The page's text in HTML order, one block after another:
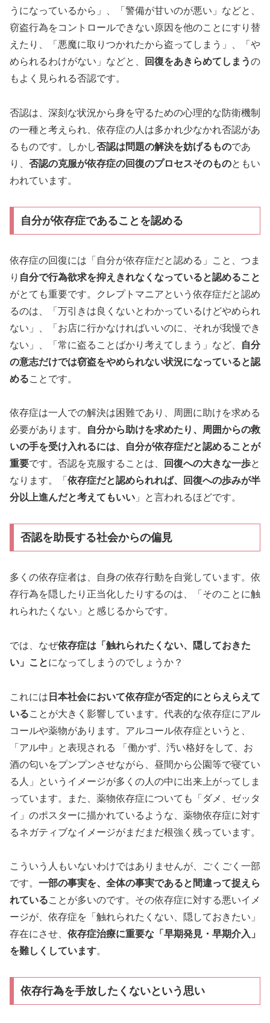
うになっているから」、「警備が甘いのが悪い」などと、
窃盗行為をコントロールできない原因を他のことにすり替
えたり、「悪魔に取りつかれたから盗ってしまう」、「や
められるわけがない」などと、
回復をあきらめてしまうの
もよく見られる否認です。
否認は、深刻な状況から身を守るための心理的な防衛機制
の一種と考えられ、依存症の人は多かれ少なかれ否認があ
るものです。しかし否認は問題の解決を妨げるものであ
り、 否認の克服が依存症の回復のプロセスそのものともい
われています。
自分が依存症であることを認める
依存症の回復には「自分が依存症だと認める」こと、つま
り 自分で行為欲求を抑えきれなくなっていると認めること
がとても重要です。クレプトマニアという依存症だと認め
るのは、「万引きは良くないとわかっているけどやめられ
ない」、「お店に行かなければいいのに、それが我慢でき
ない」、「常に盗ることばかり考えてしまう」など、
自分
の意志だけでは窃盗をやめられない状況になっていると認
めることです。
依存症は一人での解決は困難であり、周囲に助けを求める
必要があります。
自分から助けを求めたり、周囲からの救
いの手を受け入れるには、自分が依存症だと認めることが
重要です。否認を克服することは、 回復への大きな一歩と
なります。「 依存症だと認められれば、回復への歩みが半
分以上進んだと考えてもいい 」と言われるほどです。
否認を助長する社会からの偏見
多くの依存症者は、自身の依存行動を自覚しています。依
存行為を隠したり正当化したりするのは、「そのことに触
れられたくない」と感じるからです。
では、なぜ依存症は「触れられたくない、隠しておきた
い」ことになってしまうのでしょうか？
これには 日本社会において依存症が否定的にとらえらえて
いることが大きく影響しています。代表的な依存症にアル
コールや薬物があります。アルコール依存症というと、
「アル中」と表現される 「働かず、汚い格好をして、お
酒の匂いをプンプンさせながら、昼間から公園等で寝てい
る人」というイメージが多くの人の中に出来上がってしま
っています。また、薬物依存症についても「ダメ、ゼッタ
イ」のポスターに描かれているような、薬物依存症に対す
るネガティブなイメージがまだまだ根強く残っています。
こういう人もいないわけではありませんが、ごくごく一部
です。 一部の事実を、全体の事実であると間違って捉えら
れていることが多いのです。その依存症に対する悪いイメ
ージが、依存症を「触れられたくない、隠しておきたい」
存在にさせ、 依存症治療に重要な「早期発見・早期介入」
を難しくしています。
依存行為を手放したくないという思い